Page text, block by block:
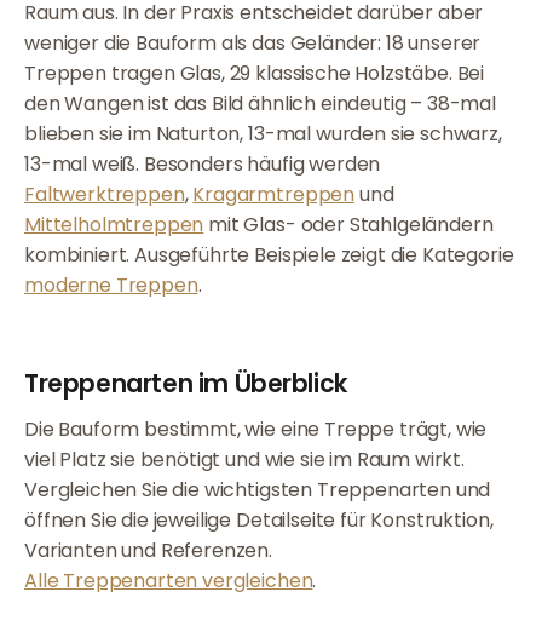
Raum aus. In der Praxis entscheidet darüber aber
weniger die Bauform als das Geländer: 18 unserer
Treppen tragen Glas, 29 klassische Holzstäbe. Bei
den Wangen ist das Bild ähnlich eindeutig – 38-mal
blieben sie im Naturton, 13-mal wurden sie schwarz,
13-mal weiß. Besonders häufig werden
Faltwerktreppen,Kragarmtreppenund
Mittelholmtreppen mit Glas- oder Stahlgeländern
kombiniert. Ausgeführte Beispiele zeigt die Kategorie
moderne Treppen.
Treppenarten im Überblick
Die Bauform bestimmt, wie eine Treppe trägt, wie
viel Platz sie benötigt und wie sie im Raum wirkt.
Vergleichen Sie die wichtigsten Treppenarten und
öffnen Sie die jeweilige Detailseite für Konstruktion,
Varianten und Referenzen.
Alle Treppenarten vergleichen.